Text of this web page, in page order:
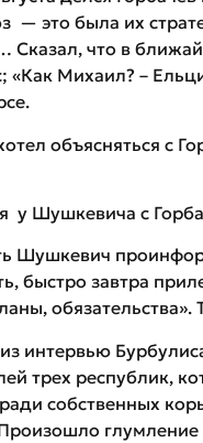
— это была их
что в
«Как Михаил? –
объясняться с
у Шушкевича с
Шушкевич
быстро завтра
интервью
трех республик,
собственных